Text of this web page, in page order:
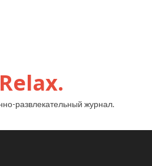
развлекательный журнал.